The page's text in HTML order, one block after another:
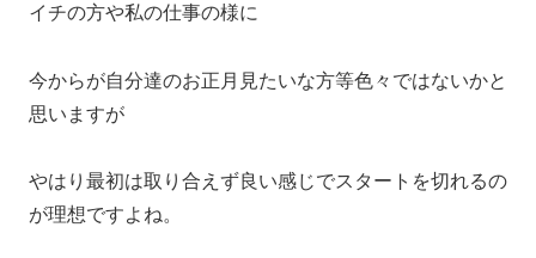
イチの方や私の仕事の様に
今からが自分達のお正月見たいな方等色々ではないかと
思いますが
やはり最初は取り合えず良い感じでスタートを切れるの
が理想ですよね。